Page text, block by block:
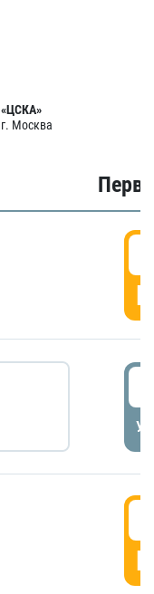
«ЦСКА»
г. Москва